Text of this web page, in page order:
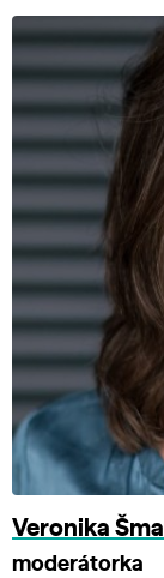
Veronika
moderátorka